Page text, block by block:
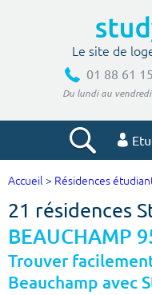
Le site de
01 88 61
Du lundi au
Ville, école
Accueil > Résidences
21 résidences
BEAUCHAMP
Trouver
Beauchamp avec